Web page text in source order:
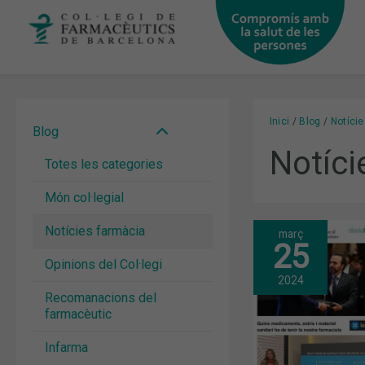
Blog
Totes les categories
Món col·legial
Notícies farmàcia
Opinions del Col·legi
Recomanacions del
farmacèutic
Infarma
Inici Blog
març
25
2024
GENER
I
FEBRER:
LA
DISTINCIÓ
COM
A
INSTITUCIÓ
DE